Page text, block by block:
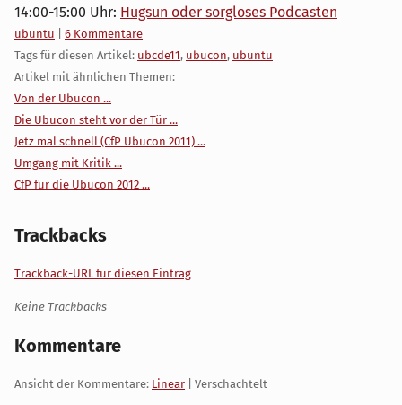
14:00-15:00 Uhr: Hugsun oder sorgloses Podcasten
Kategorien:
ubuntu
6 Kommentare
Tags für diesen Artikel: ubcde11, ubucon, ubuntu
Artikel mit ähnlichen Themen:
Von der Ubucon ...
Die Ubucon steht vor der Tür ...
Jetz mal schnell (CfP Ubucon 2011) ...
Umgang mit Kritik ...
CfP für die Ubucon 2012 ...
Trackbacks
Trackback-URL für diesen Eintrag
Keine Trackbacks
Kommentare
Ansicht der Kommentare: Linear | Verschachtelt